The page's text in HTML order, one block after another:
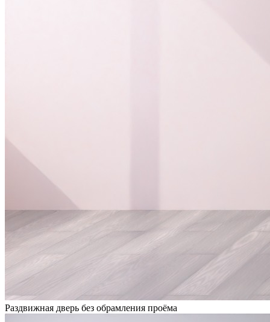
Раздвижная дверь без обрамления проёма